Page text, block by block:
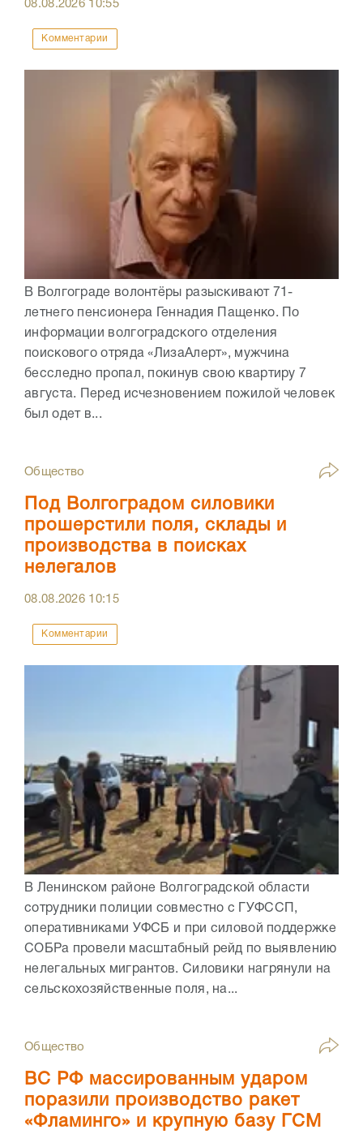
08.08.2026 10:55
Комментарии
В Волгограде волонтёры разыскивают 71-
летнего пенсионера Геннадия Пащенко. По
информации волгоградского отделения
поискового отряда «ЛизаАлерт», мужчина
бесследно пропал, покинув свою квартиру 7
августа. Перед исчезновением пожилой человек
был одет в...
Общество
Под Волгоградом силовики
прошерстили поля, склады и
производства в поисках
нелегалов
08.08.2026 10:15
Комментарии
В Ленинском районе Волгоградской области
сотрудники полиции совместно с ГУФССП,
оперативниками УФСБ и при силовой поддержке
СОБРа провели масштабный рейд по выявлению
нелегальных мигрантов. Силовики нагрянули на
сельскохозяйственные поля, на...
Общество
ВС РФ массированным ударом
поразили производство ракет
«Фламинго» и крупную базу ГСМ